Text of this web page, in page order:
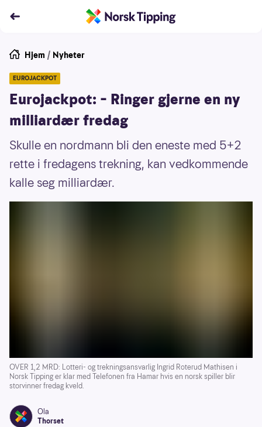
Hjem / Nyheter
EUROJACKPOT
Eurojackpot: – Ringer gjerne en ny
milliardær fredag
Skulle en nordmann bli den eneste med 5+2
rette i fredagens trekning, kan vedkommende
kalle seg milliardær.
OVER 1,2 MRD: Lotteri- og trekningsansvarlig Ingrid Roterud Mathisen i
Norsk Tipping er klar med Telefonen fra Hamar hvis en norsk spiller blir
storvinner fredag kveld.
Ola
Thorset